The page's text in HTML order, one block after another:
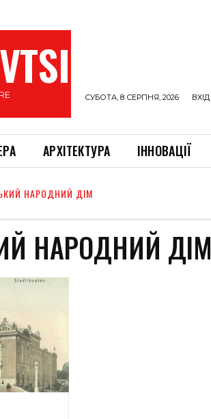
СУБОТА, 8 СЕРПНЯ, 2026 ВХІД
АРХІТЕКТУРА ІННОВАЦІЇ
НАРОДНИЙ ДІМ
НАРОДНИЙ ДІМ